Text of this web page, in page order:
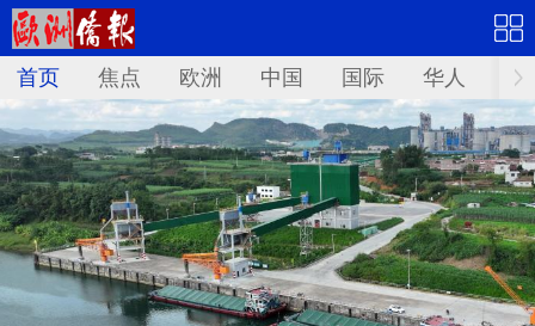
首页 焦点 欧洲 中国 国际 华人 文